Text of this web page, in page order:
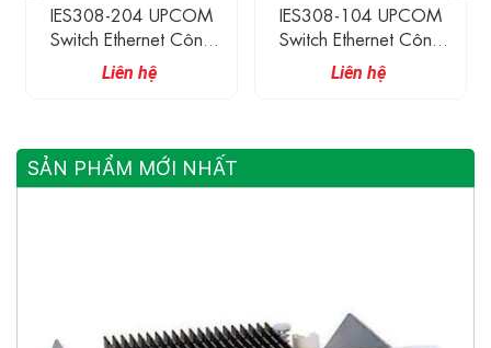
IES308-204 UPCOM
Switch Ethernet Công
Nghiệp 8 Cổng 10/100
Base-TX + 4 Cổng
Liên hệ
IES308-104 UPCOM
Switch Ethernet Công
Nghiệp 8 Cổng 10/100
Base-TX + 4 Cổng
Liên hệ
SẢN PHẨM MỚI NHẤT